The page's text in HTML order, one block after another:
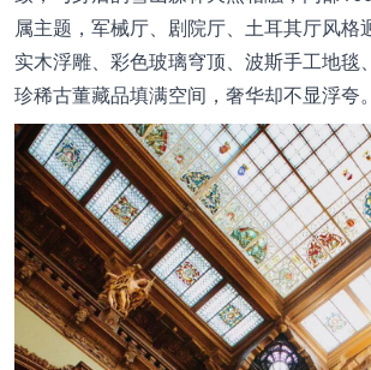
属主题，军械厅、剧院厅、土耳其厅风格
实木浮雕、彩色玻璃穹顶、波斯手工地毯
珍稀古董藏品填满空间，奢华却不显浮夸。